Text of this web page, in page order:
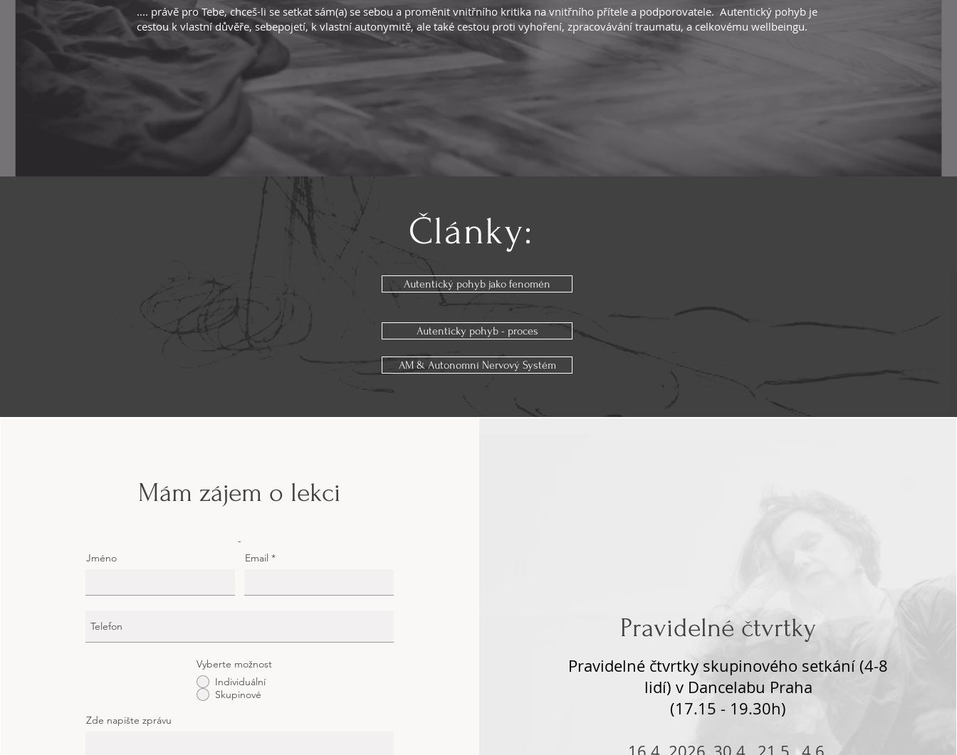
.... právě pro Tebe, chceš-li se setkat sám(a) se sebou a proměnit vnitřního kritika na vnitřního přítele a podporovatele. Autentický pohyb je
cestou k vlastní důvěře, sebepojetí, k vlastní autonymitě, ale také cestou proti vyhoření, zpracovávání traumatu, a celkovému wellbeingu.
Články:
Autentický pohyb jako fenomén
Autenticky pohyb - proces
AM & Autonomní Nervový Systém
Mám zájem o lekci
-
Jméno
Email
Vyberte možnost
Individuální
Skupinové
Zde napište zprávu
Pravidelné čtvrtky
Pravidelné čtvrtky skupinového setkání (4-8
lidí) v Dancelabu Praha
(17.15 - 19.30h)